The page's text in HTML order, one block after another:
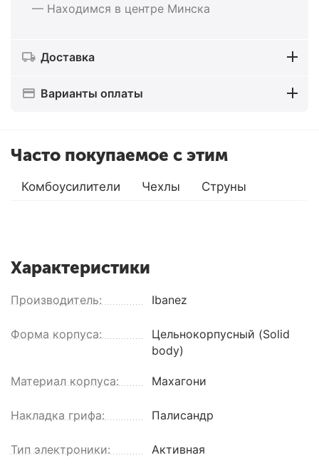
— Находимся в центре Минска
Доставка
Варианты оплаты
Часто покупаемое с этим
Комбоусилители Чехлы Струны
Характеристики
Производитель: Ibanez
Форма корпуса:
Цельнокорпусный (Solid
body)
Материал корпуса: Махагони
Накладка грифа: Палисандр
Тип электроники: Активная